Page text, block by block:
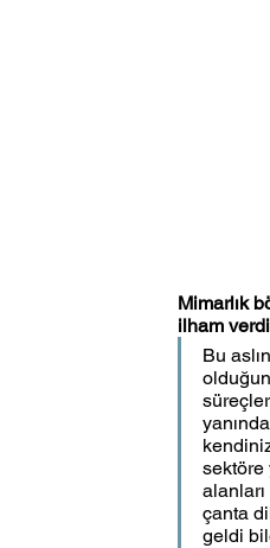
Mimarlık
ilham
Bu
sektöre
çanta
geldi